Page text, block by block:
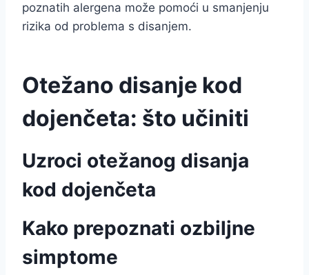
poznatih alergena može pomoći u smanjenju
rizika od problema s disanjem.
Otežano disanje kod
dojenčeta: što učiniti
Uzroci otežanog disanja
kod dojenčeta
Kako prepoznati ozbiljne
simptome